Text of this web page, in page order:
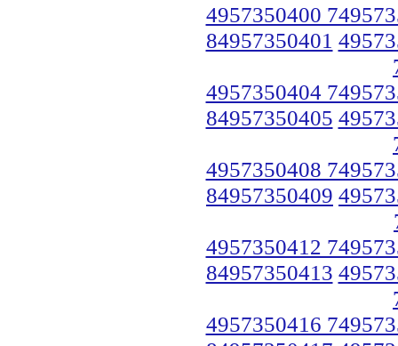
4957350400
84957350401
4957350404
84957350405
4957350408
84957350409
4957350412
84957350413
4957350416